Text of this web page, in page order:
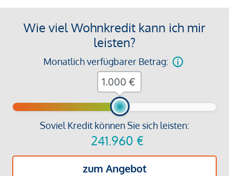
Wie viel Wohnkredit kann ich mir
leisten?
Monatlich verfügbarer Betrag:
Soviel Kredit können Sie sich leisten:
241.960 €
zum Angebot
€